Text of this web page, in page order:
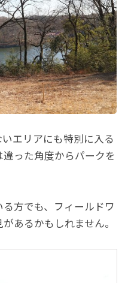
エリアにも特別に入る
った角度からパークを
方でも、フィールドワ
あるかもしれません。